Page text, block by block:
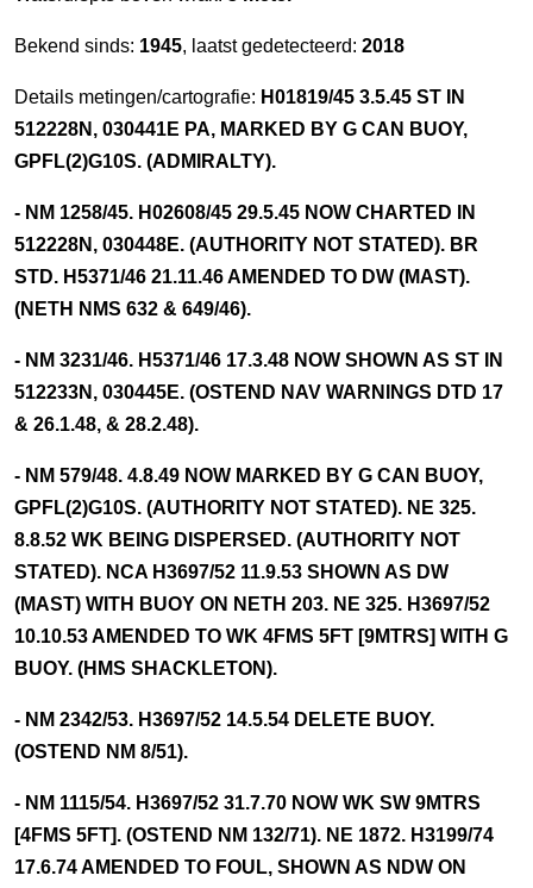
Bekend sinds: 1945, laatst gedetecteerd: 2018
Details metingen/cartografie: H01819/45 3.5.45 ST IN
512228N, 030441E PA, MARKED BY G CAN BUOY,
GPFL(2)G10S. (ADMIRALTY).
- NM 1258/45. H02608/45 29.5.45 NOW CHARTED IN
512228N, 030448E. (AUTHORITY NOT STATED). BR
STD. H5371/46 21.11.46 AMENDED TO DW (MAST).
(NETH NMS 632 & 649/46).
- NM 3231/46. H5371/46 17.3.48 NOW SHOWN AS ST IN
512233N, 030445E. (OSTEND NAV WARNINGS DTD 17
& 26.1.48, & 28.2.48).
- NM 579/48. 4.8.49 NOW MARKED BY G CAN BUOY,
GPFL(2)G10S. (AUTHORITY NOT STATED). NE 325.
8.8.52 WK BEING DISPERSED. (AUTHORITY NOT
STATED). NCA H3697/52 11.9.53 SHOWN AS DW
(MAST) WITH BUOY ON NETH 203. NE 325. H3697/52
10.10.53 AMENDED TO WK 4FMS 5FT [9MTRS] WITH G
BUOY. (HMS SHACKLETON).
- NM 2342/53. H3697/52 14.5.54 DELETE BUOY.
(OSTEND NM 8/51).
- NM 1115/54. H3697/52 31.7.70 NOW WK SW 9MTRS
[4FMS 5FT]. (OSTEND NM 132/71). NE 1872. H3199/74
17.6.74 AMENDED TO FOUL, SHOWN AS NDW ON